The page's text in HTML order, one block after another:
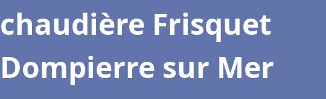
chaudière Frisquet
Dompierre sur Mer